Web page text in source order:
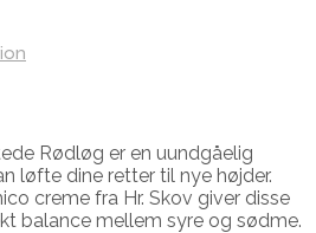
Rødløg er en uundgåelig
løfte dine retter til nye højder.
creme fra Hr. Skov giver disse
balance mellem syre og sødme.